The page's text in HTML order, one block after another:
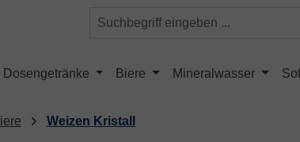
Dosengetränke Biere Mineralwasser
Weizen Kristall